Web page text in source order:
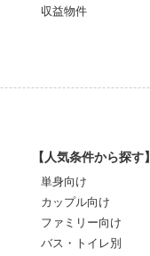
収益物件
【人気条件から探す】
単身向け
カップル向け
ファミリー向け
バス・トイレ別